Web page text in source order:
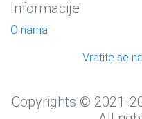
Informacije
O nama
Vratite se
Copyrights © 2021-